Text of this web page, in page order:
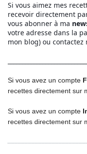
Si vous aimez mes
recevoir directement
vous abonner à ma
votre adresse dans la
mon blog) ou
Si vous avez un compte
recettes directement sur
Si vous avez un compte
recettes directement sur